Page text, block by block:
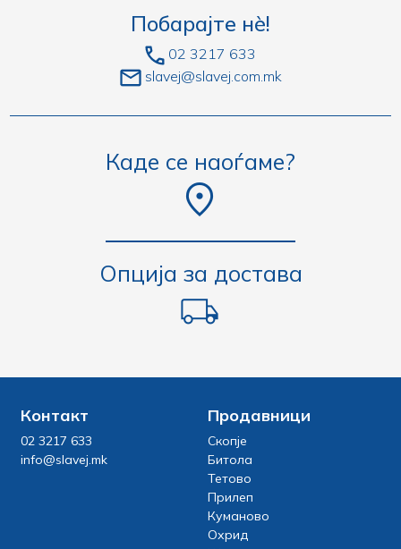
Побарајте нè!
02 3217 633
slavej@slavej.com.mk
Каде се наоѓаме?
Опција за достава
Контакт
02 3217 633
info@slavej.mk
Продавници
Скопје
Битола
Тетово
Прилеп
Куманово
Охрид